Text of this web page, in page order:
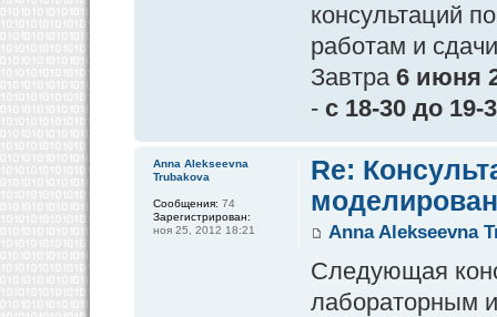
консультаций
работам и
Завтра6 июня
- с 18-30 до 19-
Re:
Anna Alekseevna
Следующая
лабораторным
Anna Alekseevna
Trubakova
Сообщения: 74
Зарегистрирован:
ноя 25, 2012 18:21